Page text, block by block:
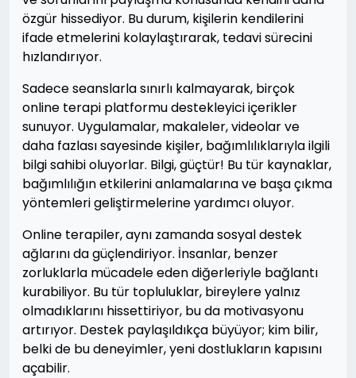
özgür hissediyor. Bu durum, kişilerin kendilerini
ifade etmelerini kolaylaştırarak, tedavi sürecini
hızlandırıyor.
Sadece seanslarla sınırlı kalmayarak, birçok
online terapi platformu destekleyici içerikler
sunuyor. Uygulamalar, makaleler, videolar ve
daha fazlası sayesinde kişiler, bağımlılıklarıyla ilgili
bilgi sahibi oluyorlar. Bilgi, güçtür! Bu tür kaynaklar,
bağımlılığın etkilerini anlamalarına ve başa çıkma
yöntemleri geliştirmelerine yardımcı oluyor.
Online terapiler, aynı zamanda sosyal destek
ağlarını da güçlendiriyor. İnsanlar, benzer
zorluklarla mücadele eden diğerleriyle bağlantı
kurabiliyor. Bu tür topluluklar, bireylere yalnız
olmadıklarını hissettiriyor, bu da motivasyonu
artırıyor. Destek paylaşıldıkça büyüyor; kim bilir,
belki de bu deneyimler, yeni dostlukların kapısını
açabilir.